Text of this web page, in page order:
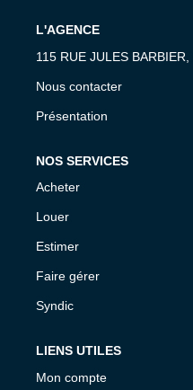
L'AGENCE
115 RUE JULES
Nous contacter
Présentation
NOS SERVICES
Acheter
Louer
Estimer
Faire gérer
Syndic
LIENS UTILES
Mon compte